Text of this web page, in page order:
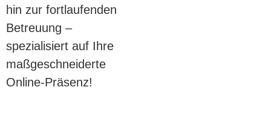
hin zur fortlaufenden
Betreuung –
spezialisiert auf Ihre
maßgeschneiderte
Online-Präsenz!